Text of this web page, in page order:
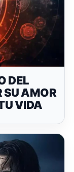
DEL
SU AMOR
VIDA